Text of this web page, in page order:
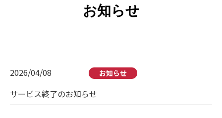
お知らせ
2026/04/08 お知らせ
サービス終了のお知らせ